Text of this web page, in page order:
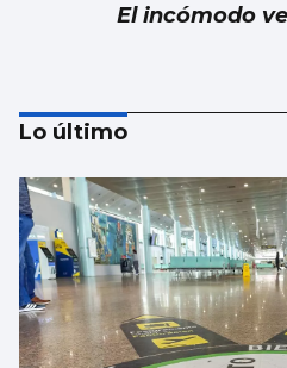
El incómodo
Luis
Las mafias
Lo último